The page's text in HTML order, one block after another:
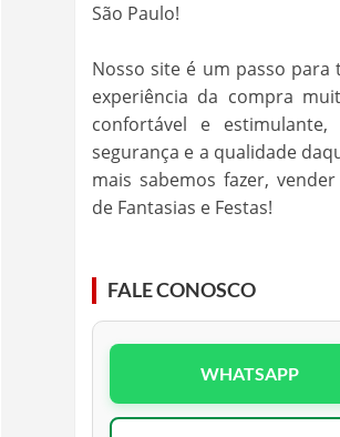
São Paulo!
Nosso site é um passo para
experiência da compra
confortável e
segurança e a qualidade
mais sabemos fazer,
de Fantasias e Festas!
FALE CONOSCO
WHATSAPP